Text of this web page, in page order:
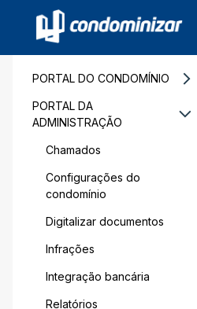
PORTAL DO CONDOMÍNIO
PORTAL DA
ADMINISTRAÇÃO
Chamados
Configurações do
condomínio
Digitalizar documentos
Infrações
Integração bancária
Relatórios